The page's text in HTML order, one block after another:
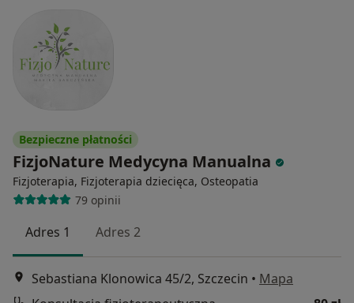
Bezpieczne płatności
FizjoNature Medycyna Manualna
Fizjoterapia, Fizjoterapia dziecięca, Osteopatia
79 opinii
Adres 1 Adres 2
Sebastiana Klonowica 45/2, Szczecin • Mapa